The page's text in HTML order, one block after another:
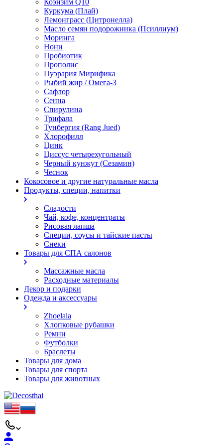
Коэнзим Q10
Куркума (Плай)
Лемонграсс (Цитронелла)
Масло семян подорожника (Псиллиум)
Моринга
Нони
Пробиотик
Прополис
Пуэрария Мирифика
Рыбий жир / Омега-3
Сафлор
Сенна
Спирулина
Трифала
Тунбергия (Rang Jued)
Хлорофилл
Цинк
Циссус четырехугольный
Черный кунжут (Сезамин)
Чеснок
Кокосовое и другие натуральные масла
Продукты, специи, напитки
Сладости
Чай, кофе, концентраты
Рисовая лапша
Специи, соусы и тайские пасты
Снеки
Товары для СПА салонов
Массажные масла
Расходные материалы
Декор и подарки
Одежда и аксессуары
Zhoelala
Хлопковые рубашки
Ремни
Футболки
Браслеты
Товары для дома
Товары для спорта
Товары для животных